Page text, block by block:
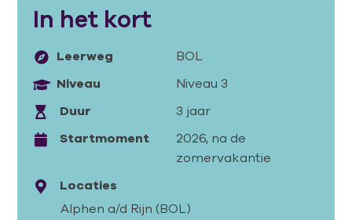
In het kort
Leerweg
BOL
Niveau
Niveau 3
Duur
3 jaar
Startmoment
2026, na de
zomervakantie
Locaties
Alphen a/d Rijn (BOL)